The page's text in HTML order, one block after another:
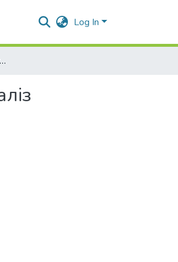
Log In
Методика обліку формування і використання прибутку й аналіз рентабельності підприємства